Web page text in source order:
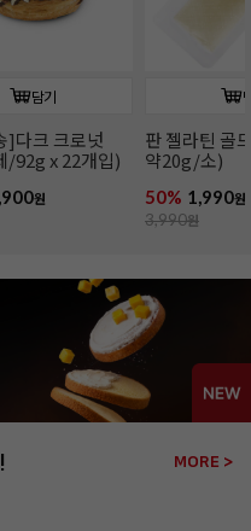
담기
골드(50장/
)
원
판젤라틴 골
27% 39,900
54,990원
MORE >